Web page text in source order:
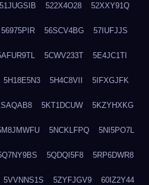
51JUGSIB 522X4O28 52XXY91Q
56975PIR 56SCV4BG 57IUFJJS
5CWV233T 5E4JC1TI
5H18E5N3 5H4C8VII 5IFXGJFK
5KT1DCUW 5KZYHXKG
5NCKLFPQ 5NI5PO7L
5QDQI5F8 5RP6DWR8
5VVNNS1S 5ZYFJGV9 60IZ2Y44